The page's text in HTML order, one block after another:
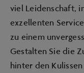
viel Leidenschaft,
exzellenten
zu einem
Gestalten Sie die
hinter den